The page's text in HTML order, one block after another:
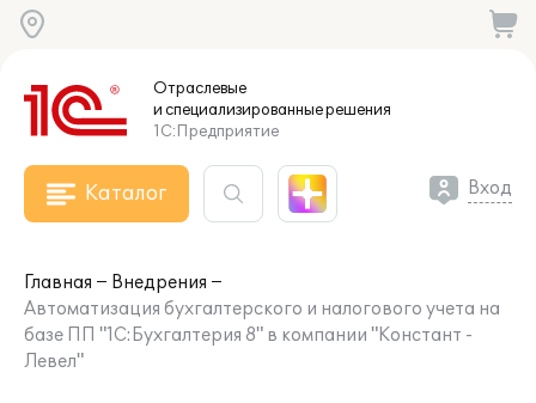
Отраслевые
и специализированныерешения
1С:Предприятие
Каталог Вход
Главная
Внедрения
Автоматизация бухгалтерского и налогового учета на
базе ПП "1С:Бухгалтерия 8" в компании "Констант -
Левел"